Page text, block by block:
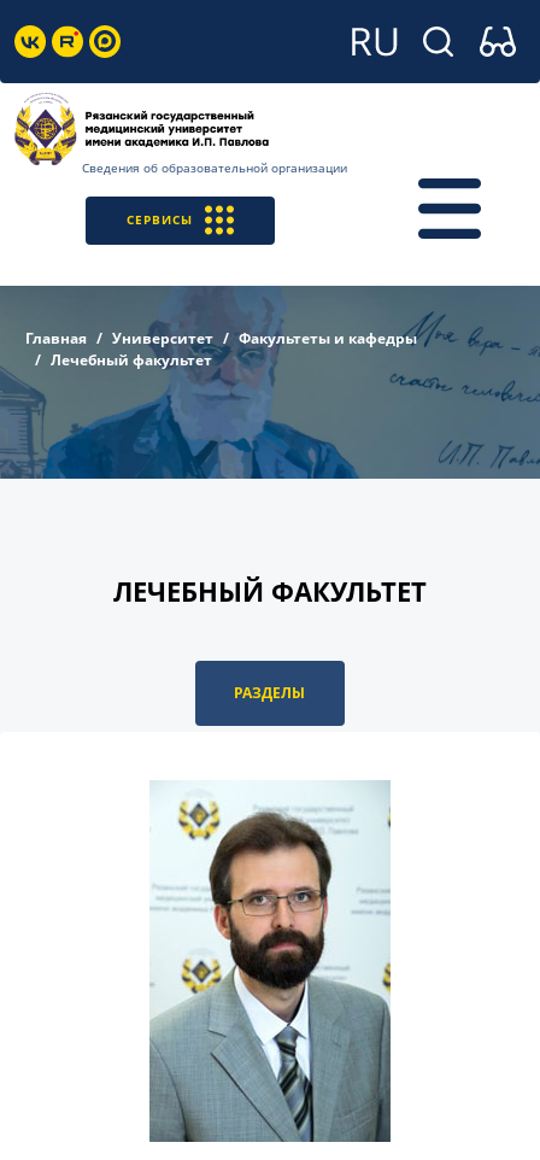
Сведения об образовательной организации
СЕРВИСЫ
Главная Университет
Факультеты и кафедры
Лечебный факультет
ЛЕЧЕБНЫЙ ФАКУЛЬТЕТ
РАЗДЕЛЫ